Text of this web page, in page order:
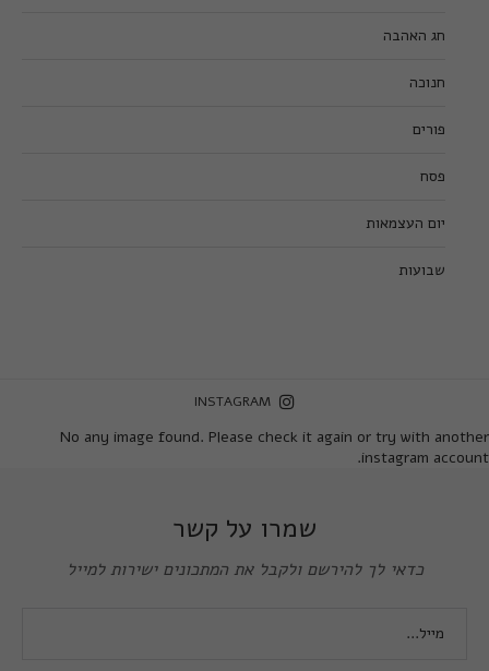
חג האהבה
חנוכה
פורים
פסח
יום העצמאות
שבועות
INSTAGRAM
No any image found. Please check it again or try with another
instagram account.
שמרו על קשר
כדאי לך להירשם ולקבל את המתכונים ישירות למייל